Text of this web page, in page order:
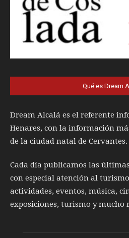
Qué es Dream
Dream Alcalá es el referente
Henares, con la información
de la ciudad natal de Cervantes.
Cada día publicamos las
con especial atención al
actividades, eventos, música,
exposiciones, turismo y mucho